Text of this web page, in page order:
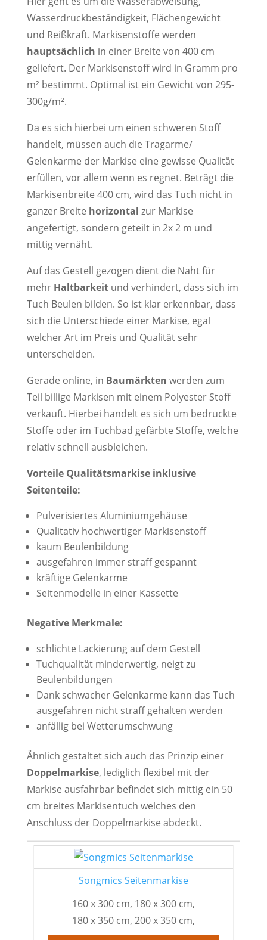
Wasserdruckbeständigkeit, Flächengewicht
und Reißkraft. Markisenstoffe werden
hauptsächlich in einer Breite von 400 cm
geliefert. Der Markisenstoff wird in Gramm pro
m² bestimmt. Optimal ist ein Gewicht von 295-
300g/m².
Da es sich hierbei um einen schweren Stoff
handelt, müssen auch die Tragarme/
Gelenkarme der Markise eine gewisse Qualität
erfüllen, vor allem wenn es regnet. Beträgt die
Markisenbreite 400 cm, wird das Tuch nicht in
ganzer Breite horizontal zur Markise
angefertigt, sondern geteilt in 2x 2 m und
mittig vernäht.
Auf das Gestell gezogen dient die Naht für
mehr Haltbarkeitund verhindert, dass sich im
Tuch Beulen bilden. So ist klar erkennbar, dass
sich die Unterschiede einer Markise, egal
welcher Art im Preis und Qualität sehr
unterscheiden.
Gerade online, in Baumärkten werden zum
Teil billige Markisen mit einem Polyester Stoff
verkauft. Hierbei handelt es sich um bedruckte
Stoffe oder im Tuchbad gefärbte Stoffe, welche
relativ schnell ausbleichen.
Vorteile Qualitätsmarkise inklusive
Seitenteile:
Pulverisiertes Aluminiumgehäuse
Qualitativ hochwertiger Markisenstoff
kaum Beulenbildung
ausgefahren immer straff gespannt
kräftige Gelenkarme
Seitenmodelle in einer Kassette
Negative Merkmale:
schlichte Lackierung auf dem Gestell
Tuchqualität minderwertig, neigt zu
Beulenbildungen
Dank schwacher Gelenkarme kann das Tuch
ausgefahren nicht straff gehalten werden
anfällig bei Wetterumschwung
Ähnlich gestaltet sich auch das Prinzip einer
Doppelmarkise, lediglich flexibel mit der
Markise ausfahrbar befindet sich mittig ein 50
cm breites Markisentuch welches den
Anschluss der Doppelmarkise abdeckt.
Songmics Seitenmarkise
160 x 300 cm, 180 x 300 cm,
180 x 350 cm, 200 x 350 cm,